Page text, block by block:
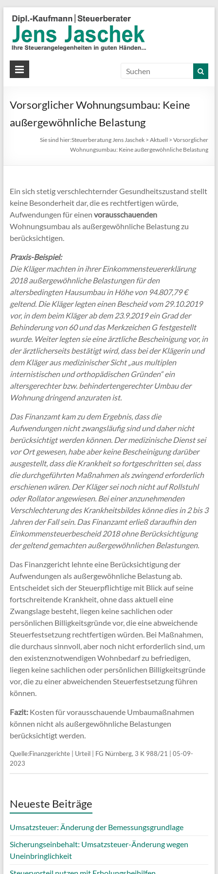
Vorsorglicher Wohnungsumbau: Keine
außergewöhnliche Belastung
Sie sind hier:Steuerberatung Jens Jaschek >Aktuell >Vorsorglicher
Wohnungsumbau: Keine außergewöhnliche Belastung
Ein sich stetig verschlechternder Gesundheitszustand stellt
keine Besonderheit dar, die es rechtfertigen würde,
Aufwendungen für einen vorausschauenden
Wohnungsumbau als außergewöhnliche Belastung zu
berücksichtigen.
Praxis-Beispiel:
Die Kläger machten in ihrer Einkommensteuererklärung
2018 außergewöhnliche Belastungen für den
altersbedingten Hausumbau in Höhe von 94.807,79 €
geltend. Die Kläger legten einen Bescheid vom 29.10.2019
vor, in dem beim Kläger ab dem 23.9.2019 ein Grad der
Behinderung von 60 und das Merkzeichen G festgestellt
wurde. Weiter legten sie eine ärztliche Bescheinigung vor, in
der ärztlicherseits bestätigt wird, dass bei der Klägerin und
dem Kläger aus medizinischer Sicht „aus multiplen
internistischen und orthopädischen Gründen“ ein
altersgerechter bzw. behindertengerechter Umbau der
Wohnung dringend anzuraten ist.
Das Finanzamt kam zu dem Ergebnis, dass die
Aufwendungen nicht zwangsläufig sind und daher nicht
berücksichtigt werden können. Der medizinische Dienst sei
vor Ort gewesen, habe aber keine Bescheinigung darüber
ausgestellt, dass die Krankheit so fortgeschritten sei, dass
die durchgeführten Maßnahmen als zwingend erforderlich
erschienen wären. Der Kläger sei noch nicht auf Rollstuhl
oder Rollator angewiesen. Bei einer anzunehmenden
Verschlechterung des Krankheitsbildes könne dies in 2 bis 3
Jahren der Fall sein. Das Finanzamt erließ daraufhin den
Einkommensteuerbescheid 2018 ohne Berücksichtigung
der geltend gemachten außergewöhnlichen Belastungen.
Das Finanzgericht lehnte eine Berücksichtigung der
Aufwendungen als außergewöhnliche Belastung ab.
Entscheidet sich der Steuerpflichtige mit Blick auf seine
fortschreitende Krankheit, ohne dass aktuell eine
Zwangslage besteht, liegen keine sachlichen oder
persönlichen Billigkeitsgründe vor, die eine abweichende
Steuerfestsetzung rechtfertigen würden. Bei Maßnahmen,
die durchaus sinnvoll, aber noch nicht erforderlich sind, um
den existenznotwendigen Wohnbedarf zu befriedigen,
liegen keine sachlichen oder persönlichen Billigkeitsgründe
vor, die zu einer abweichenden Steuerfestsetzung führen
können.
Fazit:Kosten für vorausschauende Umbaumaßnahmen
können nicht als außergewöhnliche Belastungen
berücksichtigt werden.
Quelle:Finanzgerichte | Urteil | FG Nürnberg, 3 K 988/21 | 05-09-
2023
Neueste Beiträge
Umsatzsteuer: Änderung der Bemessungsgrundlage
Sicherungseinbehalt: Umsatzsteuer-Änderung wegen
Uneinbringlichkeit